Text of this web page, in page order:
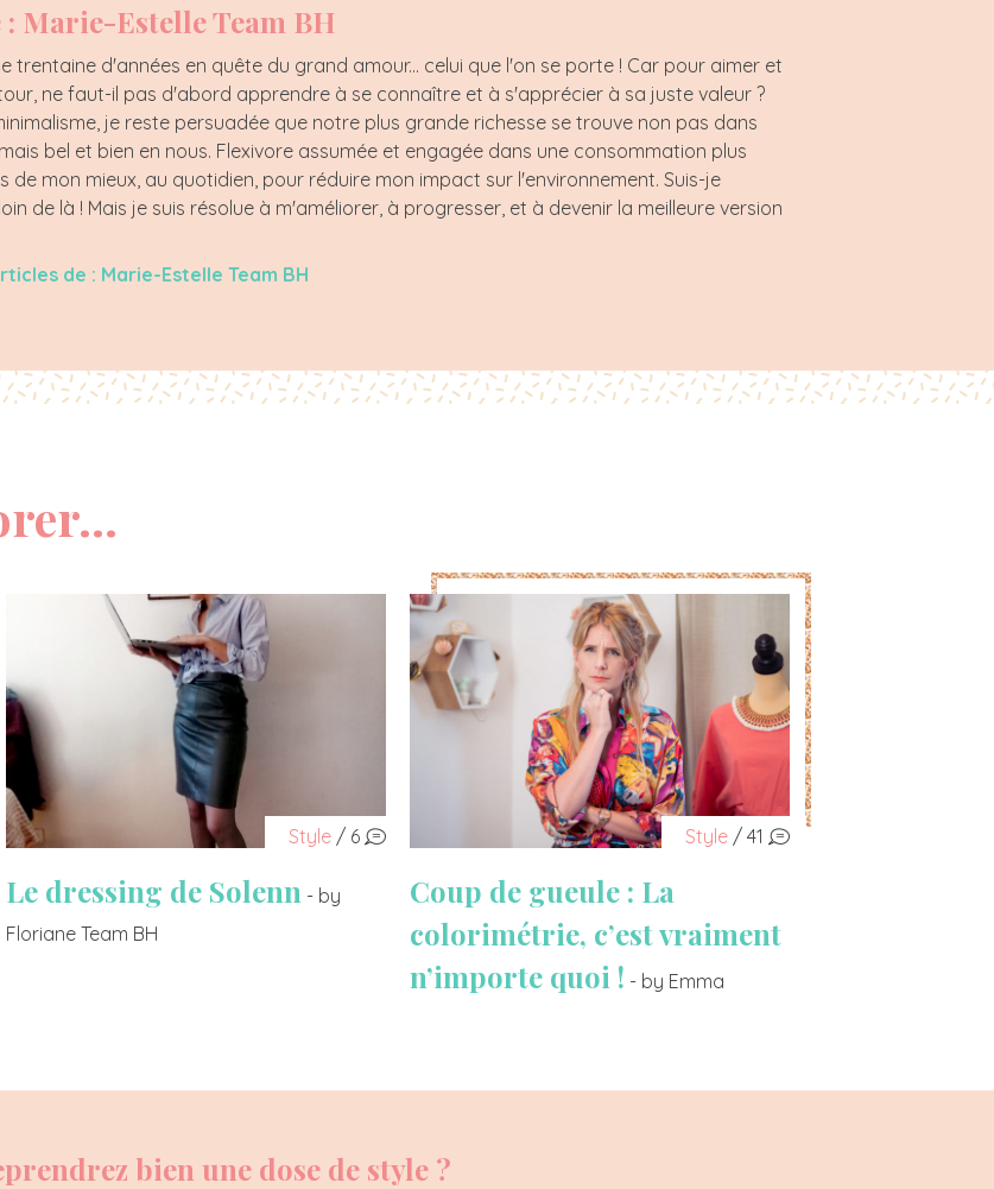
Marie-Estelle Team BH
trentaine d'années en quête du grand amour... celui que l'on se porte ! Car pour aimer et
ne faut-il pas d'abord apprendre à se connaître et à s'apprécier à sa juste valeur ?
je reste persuadée que notre plus grande richesse se trouve non pas dans
bel et bien en nous. Flexivore assumée et engagée dans une consommation plus
de mon mieux, au quotidien, pour réduire mon impact sur l'environnement. Suis-je
de là ! Mais je suis résolue à m'améliorer, à progresser, et à devenir la meilleure version
de : Marie-Estelle Team BH
Style / 6
Le dressing de Solenn - by
Floriane Team BH
Style / 41
Coup de gueule : La
colorimétrie, c’est vraiment
n’importe quoi ! - by Emma
bien une dose de style ?